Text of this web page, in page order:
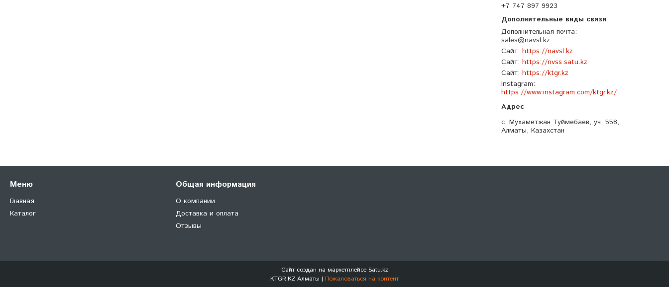
+7 747 897 9923
Дополнительная почта
sales@navsl.kz
Сайт https://navsl.kz
Сайт https://nvss.satu.kz
Сайт https://ktgr.kz
Instagram
https://www.instagram.com/ktgr.kz/
с. Мухаметжан Туймебаев, уч. 558,
Алматы, Казахстан
Меню
Главная
Каталог
Общая информация
О компании
Доставка и оплата
Отзывы
Сайт создан на маркетплейсе Satu.kz
KTGR.KZ Алматы | Пожаловаться на контент